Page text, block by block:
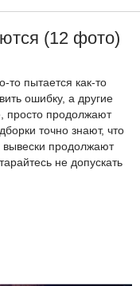
(12 фото)
то пытается как-то
ошибку, а другие
просто продолжают
точно знают, что
вывески продолжают
не допускать